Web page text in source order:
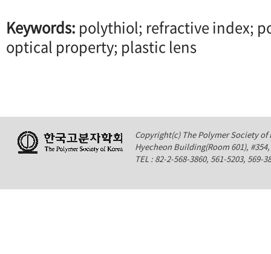
Keywords: polythiol; refractive index;
optical property; plastic lens
Copyright(c) The Polymer Society of
Hyecheon Building(Room 601),
TEL : 82-2-568-3860, 561-5203,